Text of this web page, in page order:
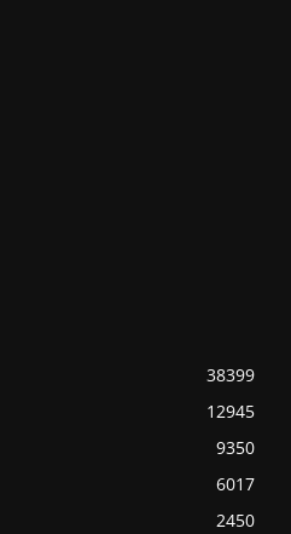
38399
12945
9350
6017
2450